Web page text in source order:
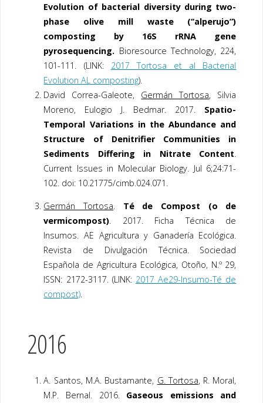
Evolution of bacterial diversity during two-
phase olive mill waste (‘‘alperujo”)
composting by 16S rRNA gene
pyrosequencing. Bioresource Technology, 224,
101-111. (LINK: 2017 Tortosa et al Bacterial
Evolution AL composting).
David Correa-Galeote, Germán Tortosa, Silvia
Moreno, Eulogio J. Bedmar. 2017
Spatio-
Temporal Variations in the Abundance and
Structure of Denitrifier Communities in
Sediments Differing in Nitrate Content
Current Issues in Molecular Biology.
Jul 6;24:71-
102. doi: 10.21775/cimb.024.071.
Germán Tortosa. Té de Compost (o de
vermicompost). 2017. Ficha Técnica de
Insumos. AE Agricultura y Ganadería Ecológica.
Revista de Divulgación Técnica. Sociedad
Española de Agricultura Ecológica, Otoño, N.º 29,
ISSN: 2172-3117. (LINK: 2017 Ae29-Insumo-Té de
compost).
2016
A. Santos, M.A. Bustamante, G. Tortosa, R. Moral,
M.P. Bernal. 2016. Gaseous emissions and